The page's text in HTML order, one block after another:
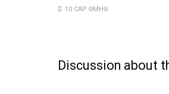
10 САР ӨМНӨ
Discussion about